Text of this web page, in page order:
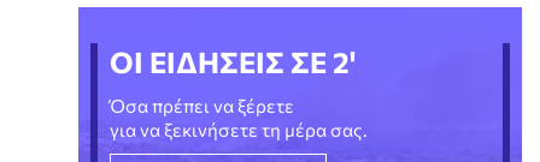
ΟΙ ΕΙΔΗΣΕΙΣ ΣΕ 2'
Όσα πρέπει να ξέρετε
για να ξεκινήσετε τη μέρα σας.